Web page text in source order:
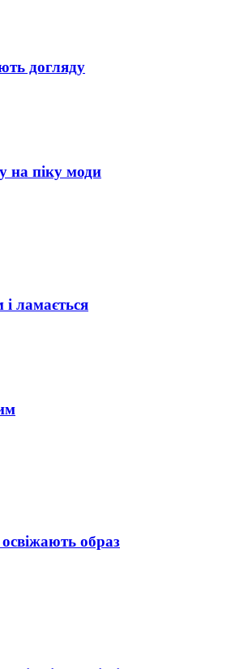
догляду
на піку моди
ламається
образ